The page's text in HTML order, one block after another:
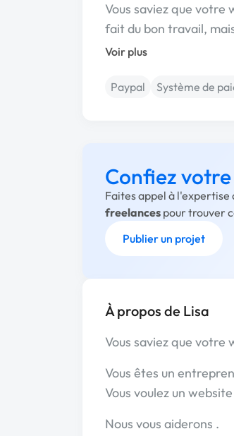
Vous saviez que
fait du bon travail,
Voir plus
Paypal Système de
Confiez
Faites appel à
freelances pour trouver
Publier un projet
À propos de Lisa
Vous saviez que
Vous êtes un
Vous voulez un
Nous vous aiderons .